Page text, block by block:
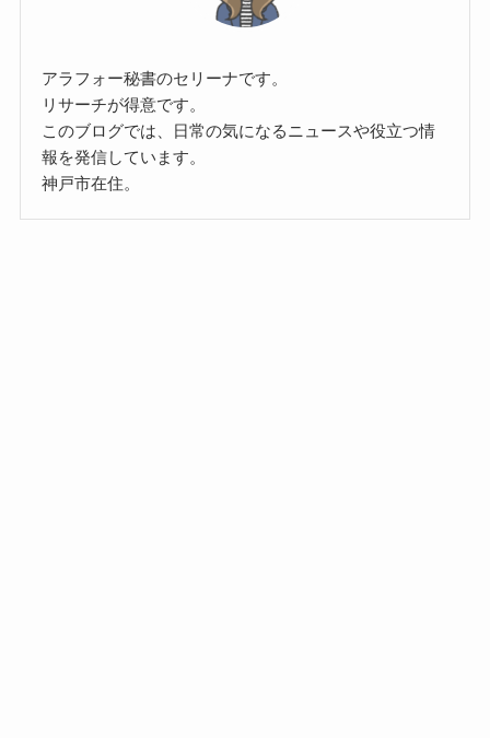
アラフォー秘書のセリーナです。
リサーチが得意です。
このブログでは、日常の気になるニュースや役立つ情
報を発信しています。
神戸市在住。